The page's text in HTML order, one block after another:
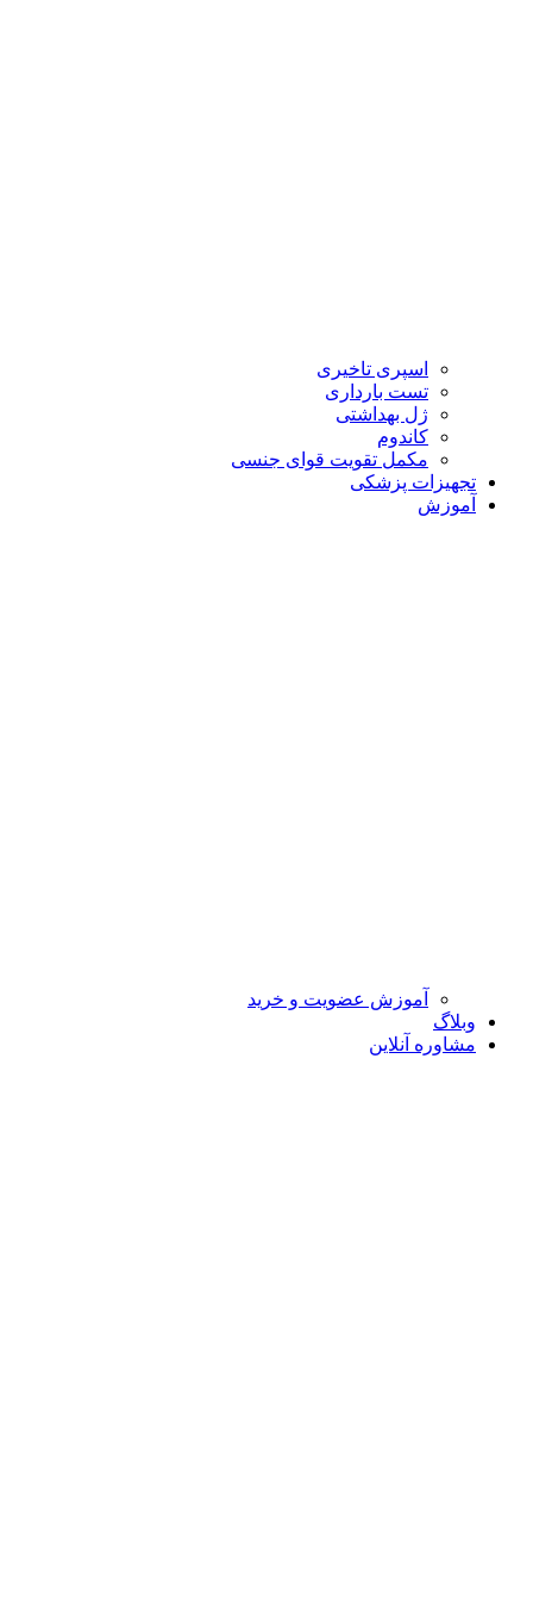
اسپری تاخیری
تست بارداری
ژل بهداشتی
کاندوم
مکمل تقویت قوای جنسی
تجهیزات پزشکی
آموزش
آموزش عضویت و خرید
وبلاگ
مشاوره آنلاین